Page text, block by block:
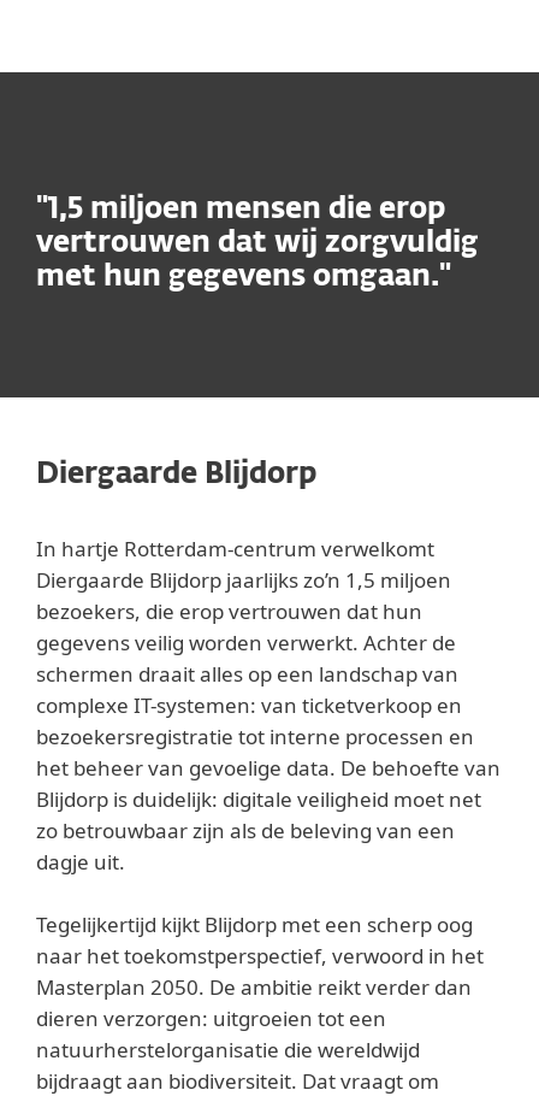
"1,5 miljoen mensen die erop
vertrouwen dat wij zorgvuldig
met hun gegevens omgaan."
Diergaarde Blijdorp
In hartje Rotterdam-centrum verwelkomt
Diergaarde Blijdorp jaarlijks zo’n 1,5 miljoen
bezoekers, die erop vertrouwen dat hun
gegevens veilig worden verwerkt. Achter de
schermen draait alles op een landschap van
complexe IT-systemen: van ticketverkoop en
bezoekersregistratie tot interne processen en
het beheer van gevoelige data. De behoefte van
Blijdorp is duidelijk: digitale veiligheid moet net
zo betrouwbaar zijn als de beleving van een
dagje uit.
Tegelijkertijd kijkt Blijdorp met een scherp oog
naar het toekomstperspectief, verwoord in het
Masterplan 2050. De ambitie reikt verder dan
dieren verzorgen: uitgroeien tot een
natuurherstelorganisatie die wereldwijd
bijdraagt aan biodiversiteit. Dat vraagt om